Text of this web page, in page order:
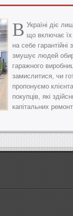
В Україні діє
що включає їх
на себе гарантійні
змушує людей
гаражного
замислитися, чи
пропонуємо
покупців, які
капітальних